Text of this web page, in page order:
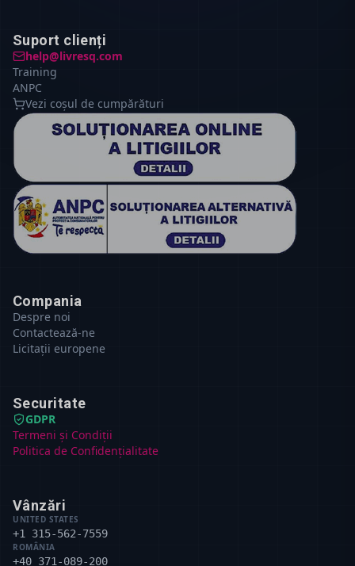
Suport clienți
help@livresq.com
Training
ANPC
Vezi coșul de cumpărături
Compania
Despre noi
Contactează-ne
Licitații europene
Securitate
GDPR
Termeni și Condiții
Politica de Confidențialitate
Vânzări
UNITED STATES
+1 315-562-7559
ROMÂNIA
+40 371-089-200